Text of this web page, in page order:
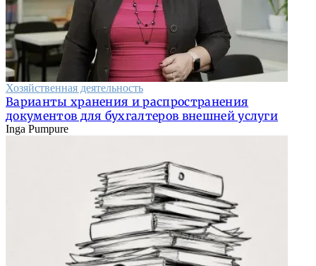
Хозяйственная деятельность
Варианты хранения и распространения
документов для бухгалтеров внешней услуги
Inga Pumpure